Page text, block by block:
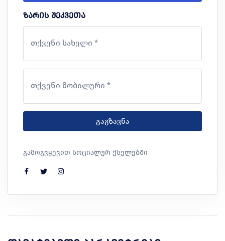
ზარის შეკვეთა
თქვენი სახელი *
თქვენი მობილური *
გაგზავნა
გამოგვყევით სოციალურ ქსელებში